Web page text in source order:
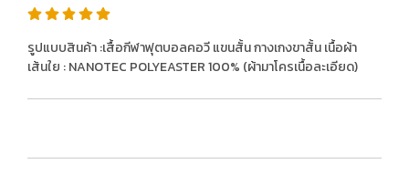
รูปแบบสินค้า :เสื้อกีฬาฟุตบอลคอวี แขนสั้น กางเกงขาสั้น เนื้อผ้า
เส้นใย : NANOTEC POLYEASTER 100% (ผ้ามาโครเนื้อละเอียด)